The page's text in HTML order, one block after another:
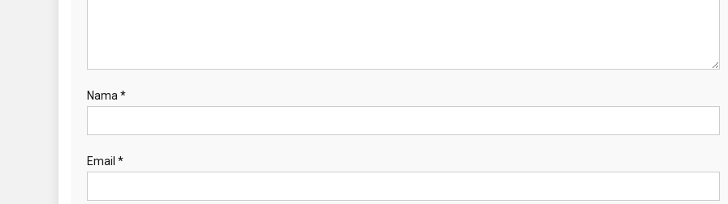
Nama *
Email *